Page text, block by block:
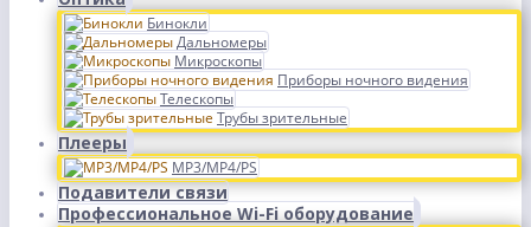
Бинокли
Дальномеры
Микроскопы
Приборы ночного видения
Телескопы
Трубы зрительные
Плееры
MP3/MP4/PS
Подавители связи
Профессиональное Wi-Fi оборудование